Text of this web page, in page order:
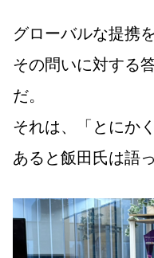
グローバルな提携
その問いに対する
だ。
それは、「とにか
あると飯田氏は語っ